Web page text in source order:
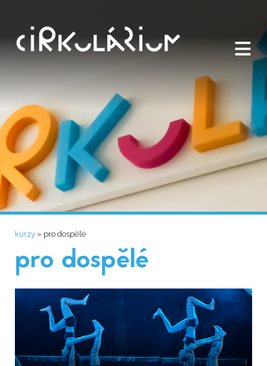
≡
Jste zde
kurzy » pro dospělé
pro dospělé